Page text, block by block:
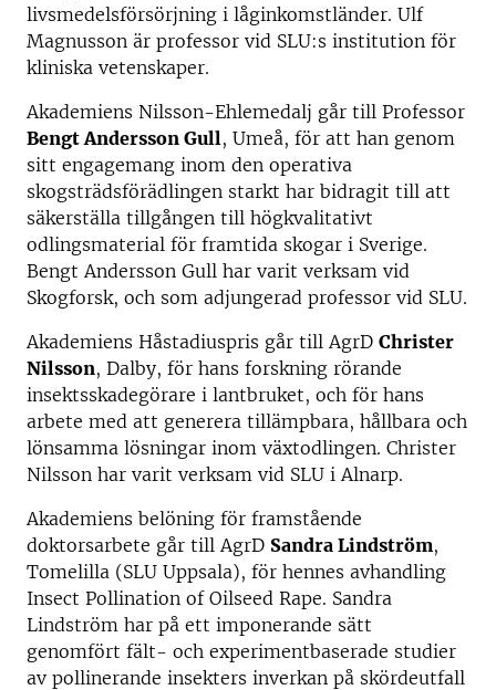
livsmedelsförsörjning i låginkomstländer. Ulf
Magnusson är professor vid SLU:s institution för
kliniska vetenskaper.
Akademiens Nilsson-Ehlemedalj går till Professor
Bengt Andersson Gull, Umeå, för att han genom
sitt engagemang inom den operativa
skogsträdsförädlingen starkt har bidragit till att
säkerställa tillgången till högkvalitativt
odlingsmaterial för framtida skogar i Sverige.
Bengt Andersson Gull har varit verksam vid
Skogforsk, och som adjungerad professor vid SLU.
Akademiens Håstadiuspris går till AgrD Christer
Nilsson, Dalby, för hans forskning rörande
insektsskadegörare i lantbruket, och för hans
arbete med att generera tillämpbara, hållbara och
lönsamma lösningar inom växtodlingen. Christer
Nilsson har varit verksam vid SLU i Alnarp.
Akademiens belöning för framstående
doktorsarbete går till AgrD Sandra Lindström,
Tomelilla (SLU Uppsala), för hennes avhandling
Insect Pollination of Oilseed Rape. Sandra
Lindström har på ett imponerande sätt
genomfört fält- och experimentbaserade studier
av pollinerande insekters inverkan på skördeutfall